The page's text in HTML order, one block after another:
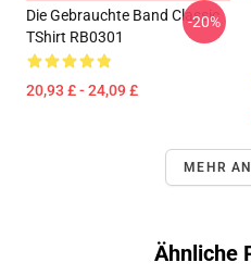
Die Gebrauchte Band Classic
TShirt RB0301
20,93 £ - 24,09 £
-20%
MEHR
Ähnliche